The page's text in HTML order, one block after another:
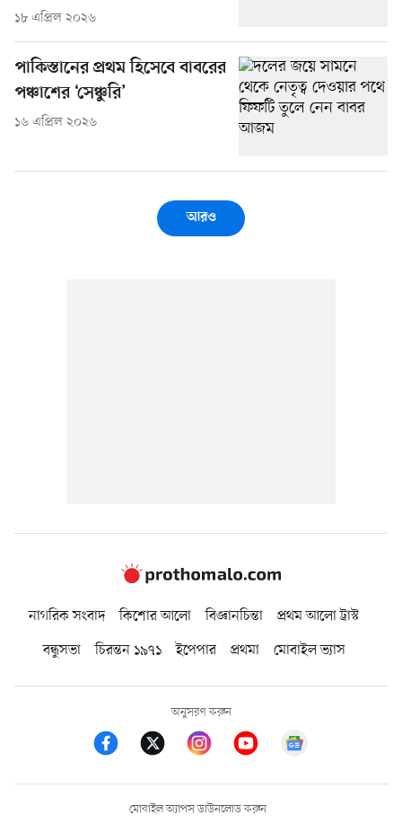
১৮ এপ্রিল ২০২৬
পাকিস্তানের প্রথম হিসেবে বাবরের
পঞ্চাশের ‘সেঞ্চুরি’
১৬ এপ্রিল ২০২৬
আরও
নাগরিক সংবাদ কিশোর আলো বিজ্ঞানচিন্তা
প্রথম আলো ট্রাস্ট
বন্ধুসভা
চিরন্তন ১৯৭১ ইপেপার প্রথমা মোবাইল ভ্যাস
অনুসরণ করুন
মোবাইল অ্যাপস ডাউনলোড করুন